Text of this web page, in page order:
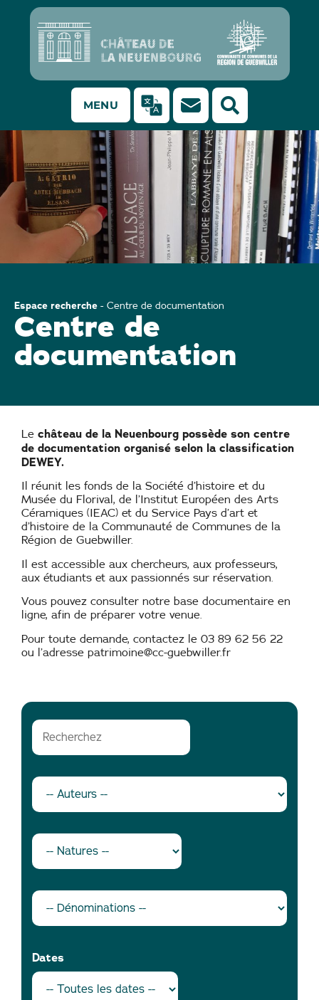
MENU
Espace recherche - Centre de documentation
Centre de
documentation
Le château de la Neuenbourg possède son centre
de documentation organisé selon la classification
DEWEY.
Il réunit les fonds de la Société d’histoire et du
Musée du Florival, de l’Institut Européen des Arts
Céramiques (IEAC) et du Service Pays d’art et
d’histoire de la Communauté de Communes de la
Région de Guebwiller.
Il est accessible aux chercheurs, aux professeurs,
aux étudiants et aux passionnés sur réservation.
Vous pouvez consulter notre base documentaire en
ligne, afin de préparer votre venue.
Pour toute demande, contactez le 03 89 62 56 22
ou l’adresse patrimoine@cc-guebwiller.fr
Dates